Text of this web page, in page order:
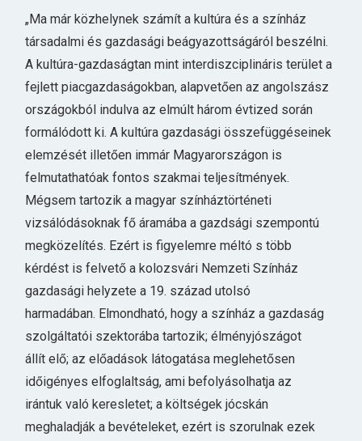
„Ma már közhelynek számít a kultúra és a színház
társadalmi és gazdasági beágyazottságáról beszélni.
A kultúra-gazdaságtan mint interdiszciplináris terület a
fejlett piacgazdaságokban, alapvetően az angolszász
országokból indulva az elmúlt három évtized során
formálódott ki. A kultúra gazdasági összefüggéseinek
elemzését illetően immár Magyarországon is
felmutathatóak fontos szakmai teljesítmények.
Mégsem tartozik a magyar színháztörténeti
vizsálódásoknak fő áramába a gazdsági szempontú
megközelítés. Ezért is figyelemre méltó s több
kérdést is felvető a kolozsvári Nemzeti Színház
gazdasági helyzete a 19. század utolsó
harmadában. Elmondható, hogy a színház a gazdaság
szolgáltatói szektorába tartozik; élményjószágot
állít elő; az előadások látogatása meglehetősen
időigényes elfoglaltság, ami befolyásolhatja az
irántuk való keresletet; a költségek jócskán
meghaladják a bevételeket, ezért is szorulnak ezek